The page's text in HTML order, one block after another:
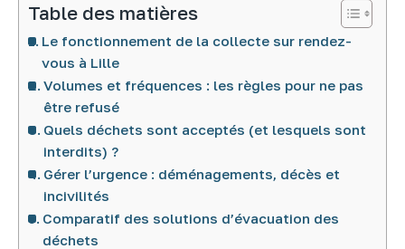
Table des matières
Le fonctionnement de la collecte sur rendez-
vous à Lille
Volumes et fréquences : les règles pour ne pas
être refusé
Quels déchets sont acceptés (et lesquels sont
interdits) ?
Gérer l’urgence : déménagements, décès et
incivilités
Comparatif des solutions d’évacuation des
déchets